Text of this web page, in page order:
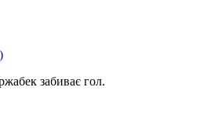
забиває гол.